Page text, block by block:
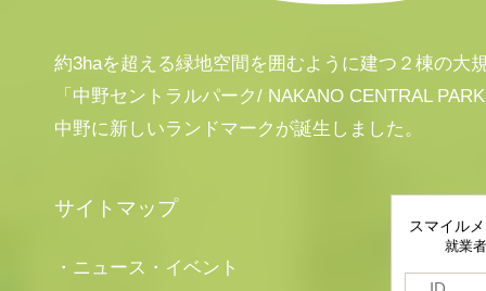
約3haを超える緑地空間を囲むように建つ２棟の大
「中野セントラルパーク/ NAKANO CENTRAL
中野に新しいランドマークが誕生しました。
サイトマップ
・ニュース・イベント
スマイル
就業